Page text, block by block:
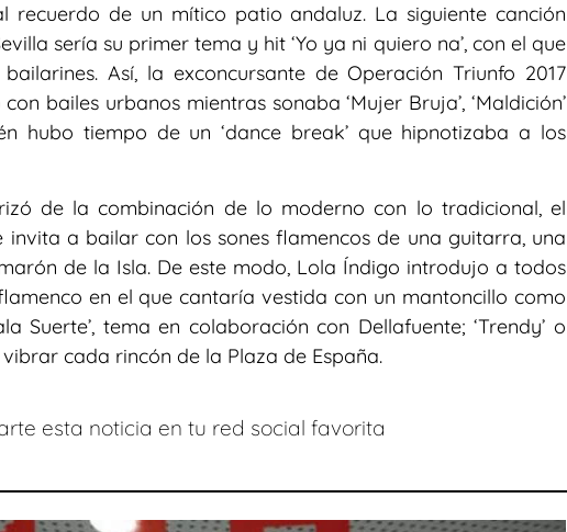
recuerdo de un mítico patio andaluz. La siguiente canción
sería su primer tema y hit ‘Yo ya ni quiero na’, con el que
Así, la exconcursante de Operación Triunfo 2017
bailes urbanos mientras sonaba ‘Mujer Bruja’, ‘Maldición’
hubo tiempo de un ‘dance break’ que hipnotizaba a los
de la combinación de lo moderno con lo tradicional, el
a bailar con los sones flamencos de una guitarra, una
de la Isla. De este modo, Lola Índigo introdujo a todos
en el que cantaría vestida con un mantoncillo como
Suerte’, tema en colaboración con Dellafuente; ‘Trendy’ o
vibrar cada rincón de la Plaza de España.
esta noticia en tu red social favorita